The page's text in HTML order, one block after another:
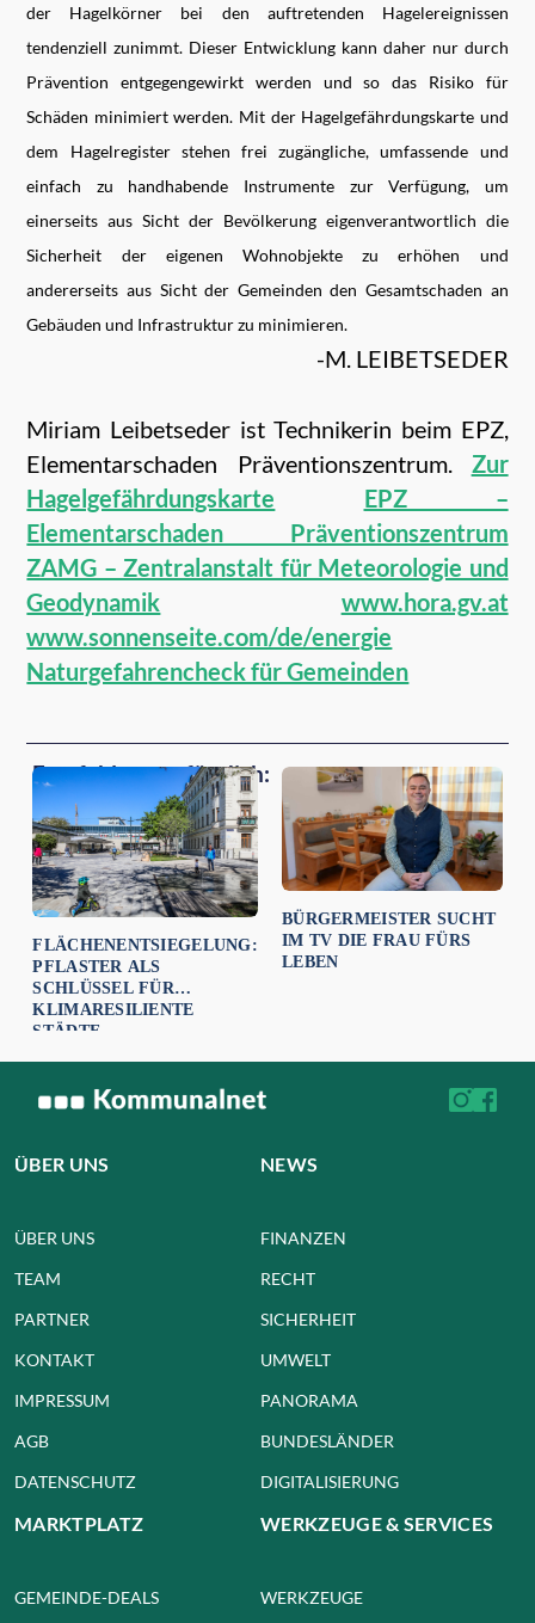
der Hagelkörner bei den auftretenden Hagelereignissen
tendenziell zunimmt. Dieser Entwicklung kann daher nur durch
Prävention entgegengewirkt werden und so das Risiko für
Schäden minimiert werden. Mit der Hagelgefährdungskarte und
dem Hagelregister stehen frei zugängliche, umfassende und
einfach zu handhabende Instrumente zur Verfügung, um
einerseits aus Sicht der Bevölkerung eigenverantwortlich die
Sicherheit der eigenen Wohnobjekte zu erhöhen und
andererseits aus Sicht der Gemeinden den Gesamtschaden an
Gebäuden und Infrastruktur zu minimieren.
-M. LEIBETSEDER
Miriam Leibetseder ist Technikerin beim EPZ,
Elementarschaden Präventionszentrum. Zur
Hagelgefährdungskarte
EPZ –
Elementarschaden Präventionszentrum
ZAMG – Zentralanstalt für Meteorologie und
Geodynamik
www.hora.gv.at
www.sonnenseite.com/de/energie
Naturgefahrencheck für Gemeinden
Empfehlungen für dich:
FLÄCHENENTSIEGELUNG:
PFLASTER ALS
SCHLÜSSEL FÜR
KLIMARESILIENTE
STÄDTE
BÜRGERMEISTER SUCHT
IM TV DIE FRAU FÜRS
LEBEN
ÜBER UNS
ÜBER UNS
TEAM
PARTNER
KONTAKT
IMPRESSUM
AGB
DATENSCHUTZ
NEWS
FINANZEN
RECHT
SICHERHEIT
UMWELT
PANORAMA
BUNDESLÄNDER
DIGITALISIERUNG
MARKTPLATZ
GEMEINDE-DEALS
WERKZEUGE & SERVICES
WERKZEUGE